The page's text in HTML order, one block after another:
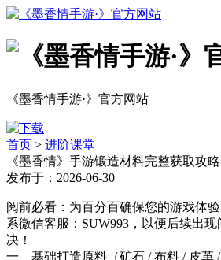
《墨香情手游·》官方网站
首页 > 进阶课堂
《墨香情》手游锻造材料完整获取攻略
发布于：2026-06-30
阅前必看：为百分百确保您的游戏体
系微信客服：SUW993，以便后续出
决！
一、基础打造原料（矿石 / 布料 / 皮革 /